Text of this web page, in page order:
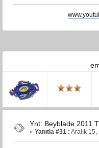
Ynt: Beyblade 2011
« Yanıtla #31 : Aralık